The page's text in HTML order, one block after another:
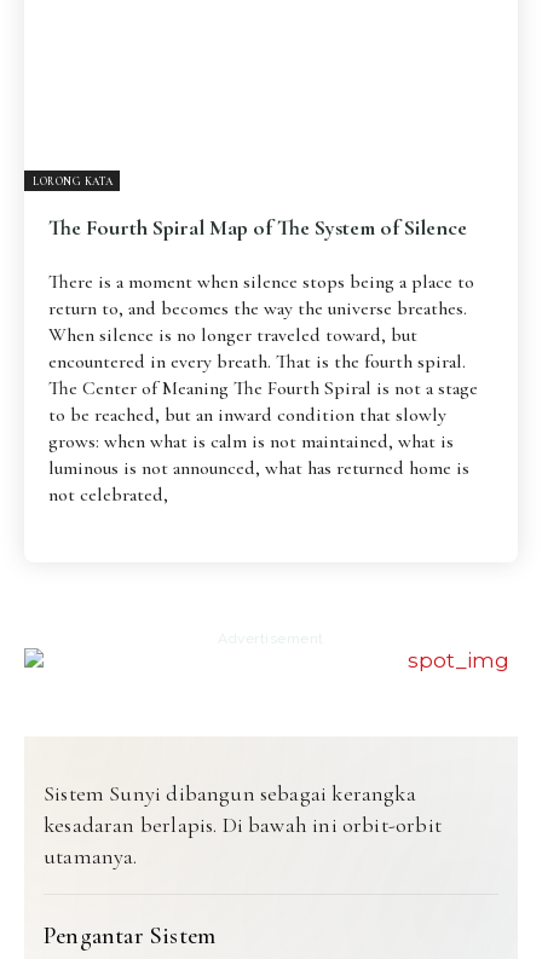
EXTREME DISTORTION
LORONG KATA
The Fourth Spiral Map of The System of Silence
There is a moment when silence stops being a place to
return to, and becomes the way the universe breathes.
When silence is no longer traveled toward, but
encountered in every breath. That is the fourth spiral.
The Center of Meaning The Fourth Spiral is not a stage
to be reached, but an inward condition that slowly
grows: when what is calm is not maintained, what is
luminous is not announced, what has returned home is
not celebrated,
Advertisement
Sistem Sunyi dibangun sebagai kerangka
kesadaran berlapis. Di bawah ini orbit-orbit
utamanya.
Pengantar Sistem